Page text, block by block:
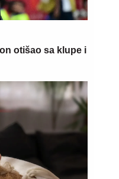
otišao sa klupe i